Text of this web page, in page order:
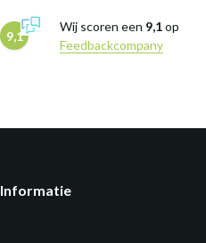
9,1
Wij scoren een 9,1op
Feedbackcompany
Informatie